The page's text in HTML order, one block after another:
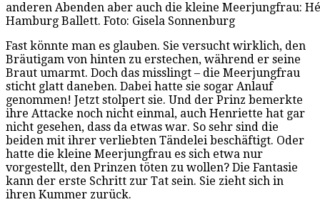
anderen Abenden aber auch die kleine Meerjungfrau:
Hamburg Ballett. Foto: Gisela Sonnenburg
Fast könnte man es glauben. Sie versucht wirklich, den
Bräutigam von hinten zu erstechen, während er seine
Braut umarmt. Doch das misslingt – die Meerjungfrau
sticht glatt daneben. Dabei hatte sie sogar Anlauf
genommen! Jetzt stolpert sie. Und der Prinz bemerkte
ihre Attacke noch nicht einmal, auch Henriette hat gar
nicht gesehen, dass da etwas war. So sehr sind die
beiden mit ihrer verliebten Tändelei beschäftigt. Oder
hatte die kleine Meerjungfrau es sich etwa nur
vorgestellt, den Prinzen töten zu wollen? Die Fantasie
kann der erste Schritt zur Tat sein. Sie zieht sich in
ihren Kummer zurück.